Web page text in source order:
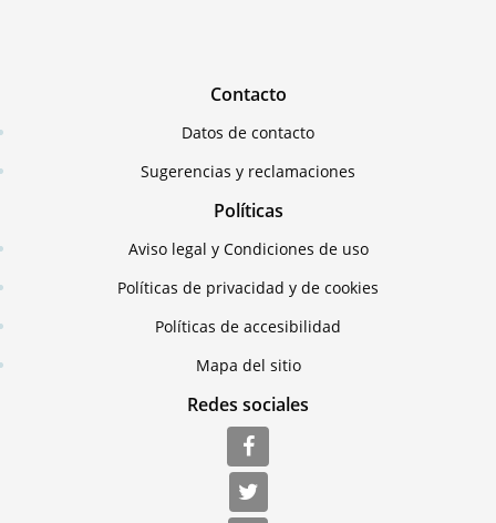
Contacto
Datos de contacto
Sugerencias y reclamaciones
Políticas
Aviso legal y Condiciones de uso
Políticas de privacidad y de cookies
Políticas de accesibilidad
Mapa del sitio
Redes sociales